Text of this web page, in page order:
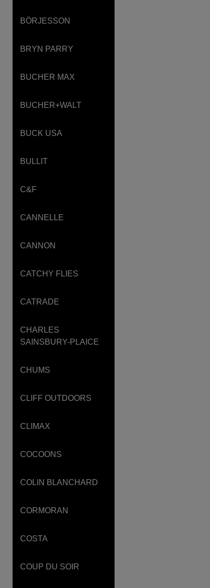
BÖRJESSON
BRYN PARRY
BUCHER MAX
BUCHER+WALT
BUCK USA
BULLIT
C&F
CANNELLE
CANNON
CATCHY FLIES
CATRADE
CHARLES
SAINSBURY-PLAICE
CHUMS
CLIFF OUTDOORS
CLIMAX
COCOONS
COLIN BLANCHARD
CORMORAN
COSTA
COUP DU SOIR